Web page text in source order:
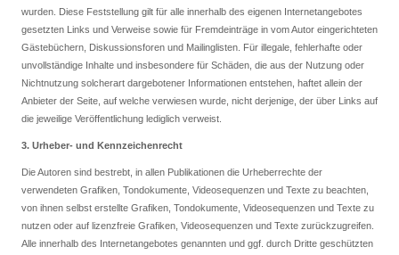
wurden. Diese Feststellung gilt für alle innerhalb des eigenen Internetangebotes
gesetzten Links und Verweise sowie für Fremdeinträge in vom Autor eingerichteten
Gästebüchern, Diskussionsforen und Mailinglisten. Für illegale, fehlerhafte oder
unvollständige Inhalte und insbesondere für Schäden, die aus der Nutzung oder
Nichtnutzung solcherart dargebotener Informationen entstehen, haftet allein der
Anbieter der Seite, auf welche verwiesen wurde, nicht derjenige, der über Links auf
die jeweilige Veröffentlichung lediglich verweist.
3. Urheber- und Kennzeichenrecht
Die Autoren sind bestrebt, in allen Publikationen die Urheberrechte der
verwendeten Grafiken, Tondokumente, Videosequenzen und Texte zu beachten,
von ihnen selbst erstellte Grafiken, Tondokumente, Videosequenzen und Texte zu
nutzen oder auf lizenzfreie Grafiken, Videosequenzen und Texte zurückzugreifen.
Alle innerhalb des Internetangebotes genannten und ggf. durch Dritte geschützten